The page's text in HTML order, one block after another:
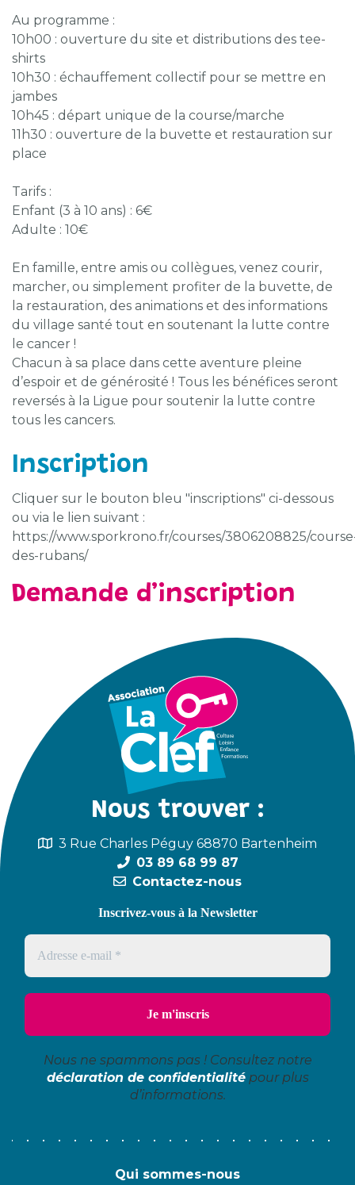
Au programme :
10h00 : ouverture du site et distributions des tee-
shirts
10h30 : échauffement collectif pour se mettre en
jambes
10h45 : départ unique de la course/marche
11h30 : ouverture de la buvette et restauration sur
place
Tarifs :
Enfant (3 à 10 ans) : 6€
Adulte : 10€
En famille, entre amis ou collègues, venez courir,
marcher, ou simplement profiter de la buvette, de
la restauration, des animations et des informations
du village santé tout en soutenant la lutte contre
le cancer !
Chacun à sa place dans cette aventure pleine
d’espoir et de générosité ! Tous les bénéfices seront
reversés à la Ligue pour soutenir la lutte contre
tous les cancers.
Inscription
Cliquer sur le bouton bleu "inscriptions" ci-dessous
ou via le lien suivant :
https://www.sporkrono.fr/courses/3806208825/
des-rubans/
Demande d’inscription
Nous trouver :
3 Rue Charles Péguy 68870 Bartenheim
03 89 68 99 87
Contactez-nous
Inscrivez-vous à la Newsletter
Nous ne spammons pas ! Consultez notre
déclaration de confidentialitépour plus
d’informations.
Qui sommes-nous